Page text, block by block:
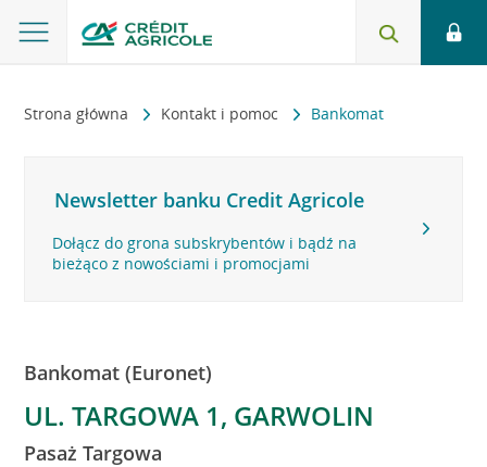
Strona główna Kontakt i pomoc Bankomat
Newsletter banku Credit Agricole
Dołącz do grona subskrybentów i bądź na
bieżąco z nowościami i promocjami
Bankomat (Euronet)
UL. TARGOWA 1, GARWOLIN
Pasaż Targowa